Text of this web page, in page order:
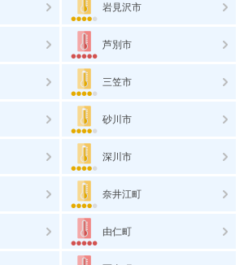
岩見沢市
芦別市
三笠市
砂川市
深川市
奈井江町
由仁町